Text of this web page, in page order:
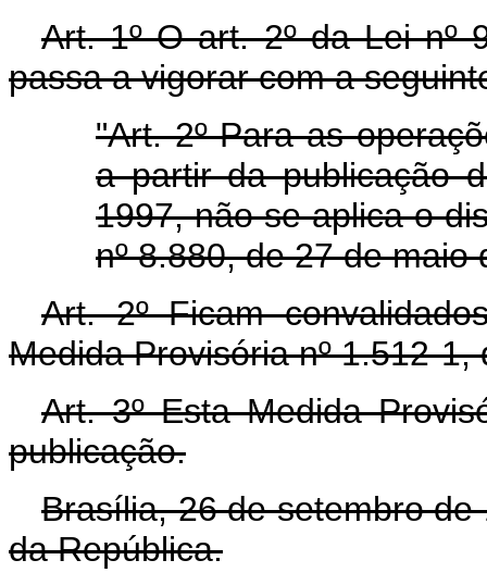
Art. 1º O art. 2º da Lei nº
passa a vigorar com a
"Art. 2º Para as
a partir da publicação
1997, não se aplica o
nº 8.880, de 27 de maio
Art. 2º Ficam
Medida Provisória nº 1.512-
Art. 3º Esta Medida
publicação.
Brasília, 26 de setembro de
da República.